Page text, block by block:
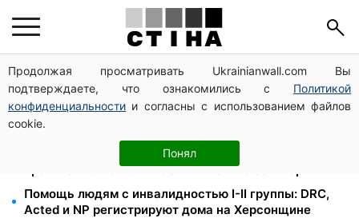
Продолжая просматривать Ukrainianwall.com Вы
подтверждаете, что ознакомились с Политикой
конфиденциальности и согласны с использованием файлов
cookie.
Понял
Может ли Почтовая площадь стать главной точкой
входа в исторический Киев
1577 человек списали с учета за $10 000:
Генпрокуратура о схеме в Мукачевском ТЦК
Зарплаты учителей +20%, стипендии ×2:
правительство повышает выплаты с сентября
Помощь людям с инвалидностью I-II группы: DRC,
Acted и NP регистрируют дома на Херсонщине